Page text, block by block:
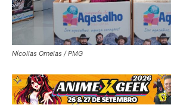
Nícollas Ornelas / PMG